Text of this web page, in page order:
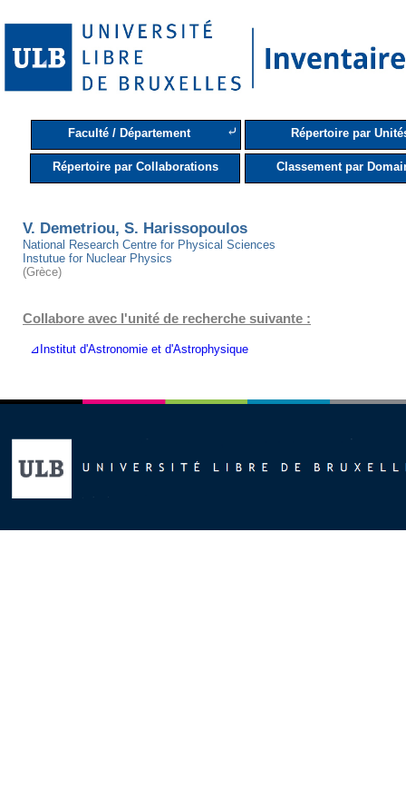
Faculté / Département ⤶ Répertoire par
Répertoire par Collaborations Classement par
V. Demetriou, S. Harissopoulos
National Research Centre for Physical Sciences
Instutue for Nuclear Physics
(Grèce)
Collabore avec l'unité de recherche suivante :
⊿Institut d'Astronomie et d'Astrophysique